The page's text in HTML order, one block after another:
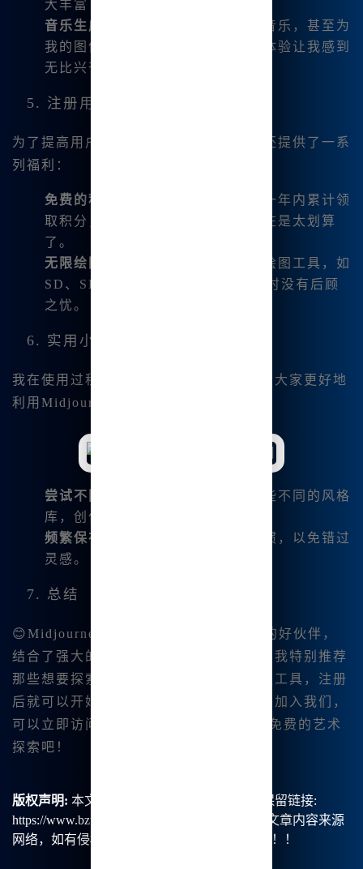
大丰富了我的灵感来源。
音乐生成
：我可以生成想要的背景音乐，甚至为
我的图像创作灵动的音轨，这样的体验让我感到
无比兴奋。
5. 注册用户福利
为了提高用户体验，Midjourney中文版还提供了一系
列福利：
免费的积分赠送
：注册用户能够在一年内累计领
取积分，这些积分可用于绘图，实在是太划算
了。
无限绘图功能
：享受各种无限量的绘图工具，如
SD、SDXL绘图等。这让我在创作时没有后顾
之忧。
6. 实用小技巧
我在使用过程中总结了一些小技巧，帮助大家更好地
利用Midjourney中文版：
尝试不同的风格与模板
：多选择一些不同的风格
库，创作出独特的作品。
频繁保存作品
：养成随时保存的习惯，以免错过
灵感。
7. 总结
😊Midjourney中文版绝对是艺术创作者的好伙伴，
结合了强大的功能和方便的使用体验。我特别推荐
那些想要探索数字艺术的朋友们试试这款工具，注册
后就可以开始你的创意之旅！如果你也想加入我们，
可以立即访问
，享受这场免费的艺术
探索吧！
版权声明: 本文由【B族智能】原创，转载请保留链接:
https://www.bzu.cn/news/show/8728.html，部分文章内容来源
网络，如有侵权请联系我们删除处理。谢谢！！！